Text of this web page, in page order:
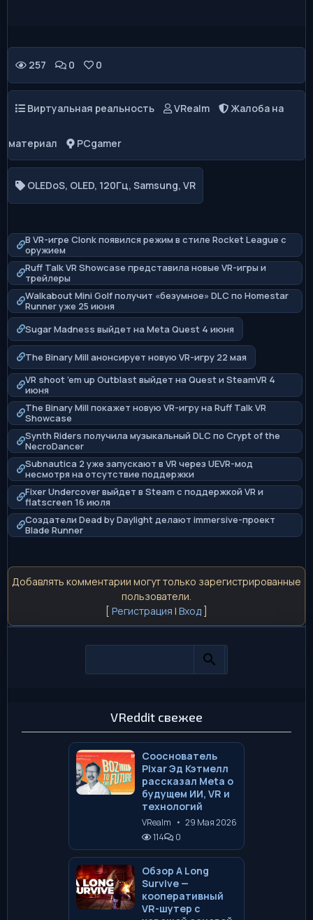
257 0 0
Виртуальная реальность VRealm Жалоба на
материал PCgamer
OLEDoS, OLED, 120Гц, Samsung, VR
В VR-игре Clonk появился режим в стиле Rocket League с
оружием
Ruff Talk VR Showcase представила новые VR-игры и
трейлеры
Walkabout Mini Golf получит «безумное» DLC по Homestar
Runner уже 25 июня
Sugar Madness выйдет на Meta Quest 4 июня
The Binary Mill анонсирует новую VR-игру 22 мая
VR shoot ’em up Outblast выйдет на Quest и SteamVR 4
июня
The Binary Mill покажет новую VR-игру на Ruff Talk VR
Showcase
Synth Riders получила музыкальный DLC по Crypt of the
NecroDancer
Subnautica 2 уже запускают в VR через UEVR-мод
несмотря на отсутствие поддержки
Fixer Undercover выйдет в Steam с поддержкой VR и
flatscreen 16 июля
Создатели Dead by Daylight делают immersive-проект
Blade Runner
Добавлять комментарии могут только зарегистрированные
пользователи.
Регистрация | Вход
VReddit свежее
Сооснователь
Pixar Эд Кэтмелл
рассказал Meta о
будущем ИИ, VR и
технологий
VRealm • 29 Мая 2026
114
0
Обзор A Long
Survive —
кооперативный
VR-шутер с